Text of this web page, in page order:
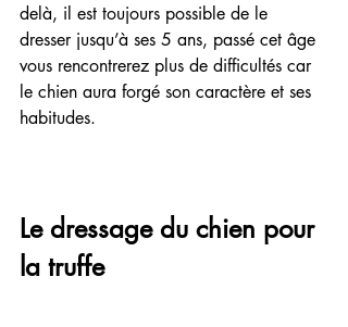
delà, il est toujours possible de le
dresser jusqu’à ses 5 ans, passé cet âge
vous rencontrerez plus de difficultés car
le chien aura forgé son caractère et ses
habitudes.
Le dressage du chien pour
la truffe